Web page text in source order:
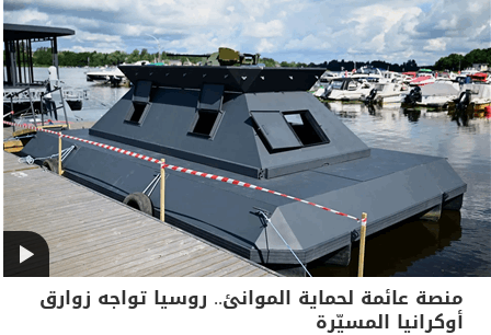
منصة عائمة لحماية الموانئ.. روسيا تواجه زوارق
أوكرانيا المسيّرة